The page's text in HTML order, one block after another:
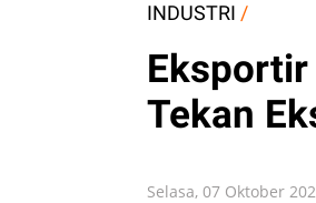
INDUSTRI /
Eksportir
Tekan
Selasa, 07 Oktober